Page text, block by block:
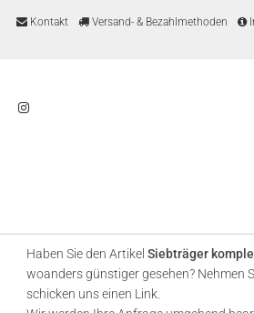
Kontakt Versand- & Bezahlmethoden
Haben Sie den Artikel Siebträger
woanders günstiger gesehen? Nehmen
schicken uns einen Link.